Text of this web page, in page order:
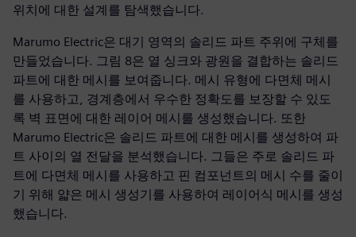
위치에 대한 설계를 탐색했습니다.
Marumo Electric은 대기 영역의 솔리드 파트 주위에 구체를
만들었습니다. 그림 8은 열 싱크와 광원을 결합하는 솔리드
파트에 대한 메시를 보여줍니다. 메시 유형에 다면체 메시
를 사용하고, 경계층에서 우수한 정확도를 보장할 수 있도
록 벽 표면에 대한 레이어 메시를 생성했습니다. 또한
Marumo Electric은 솔리드 파트에 대한 메시를 생성하여 파
트 사이의 열 전달을 분석했습니다. 그들은 주로 솔리드 파
트에 다면체 메시를 사용하고 핀 컴포넌트의 메시 수를 줄이
기 위해 얇은 메시 생성기를 사용하여 레이어식 메시를 생성
했습니다.